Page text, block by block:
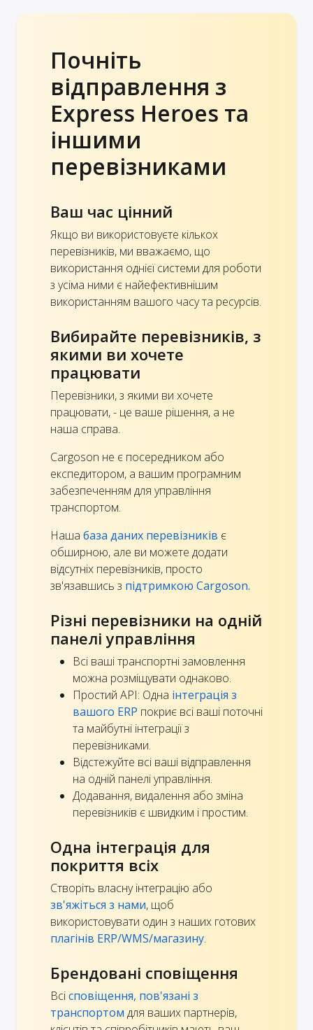
Почніть
відправлення з
Express Heroes та
іншими
перевізниками
Ваш час цінний
Якщо ви використовуєте кількох
перевізників, ми вважаємо, що
використання однієї системи для роботи
з усіма ними є найефективнішим
використанням вашого часу та ресурсів.
Вибирайте перевізників, з
якими ви хочете
працювати
Перевізники, з якими ви хочете
працювати, - це ваше рішення, а не
наша справа.
Cargoson не є посередником або
експедитором, а вашим програмним
забезпеченням для управління
транспортом.
Наша база даних перевізників є
обширною, але ви можете додати
відсутніх перевізників, просто
зв'язавшись з підтримкою Cargoson.
Різні перевізники на одній
панелі управління
Всі ваші транспортні замовлення
можна розміщувати однаково.
Простий API: Одна інтеграція з
вашого ERP покриє всі ваші поточні
та майбутні інтеграції з
перевізниками.
Відстежуйте всі ваші відправлення
на одній панелі управління.
Додавання, видалення або зміна
перевізників є швидким і простим.
Одна інтеграція для
покриття всіх
Створіть власну інтеграцію або
зв'яжіться з нами, щоб
використовувати один з наших готових
плагінів ERP/WMS/магазину.
Брендовані сповіщення
Всісповіщення, пов'язані з
транспортом для ваших партнерів,